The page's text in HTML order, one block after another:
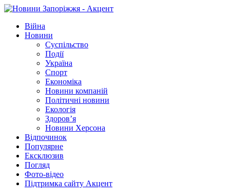
Війна
Новини
Суспільство
Події
Україна
Спорт
Економіка
Новини компаній
Політичні новини
Екологія
Здоров’я
Новини Херсона
Відпочинок
Популярне
Ексклюзив
Погляд
Фото-відео
Підтримка сайту Акцент